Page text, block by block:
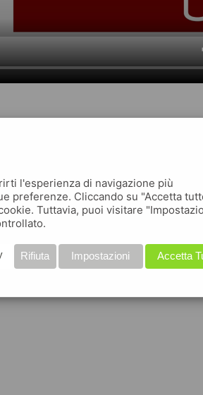
l'esperienza di navigazione più
preferenze. Cliccando su "Accetta
Tuttavia, puoi visitare
Accetta
Impostazioni
Rifiuta